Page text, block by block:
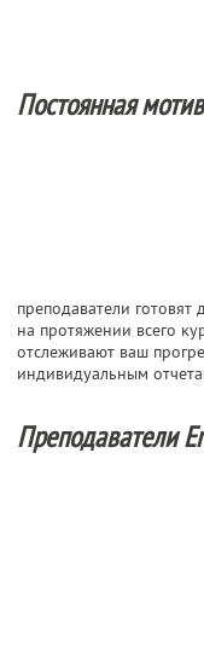
Постоянная
преподаватели
на протяжении всего
отслеживают ваш
индивидуальным
Преподаватели